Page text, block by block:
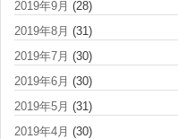
2019年9月 (28)
2019年8月 (31)
2019年7月 (30)
2019年6月 (30)
2019年5月 (31)
2019年4月 (30)